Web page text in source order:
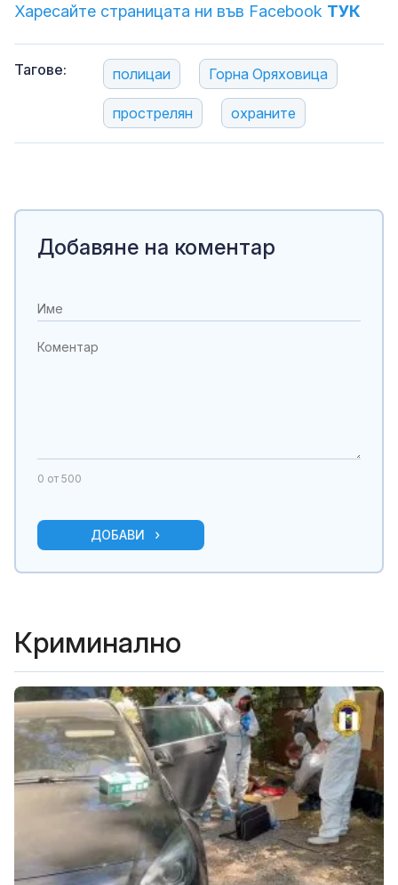
Харесайте страницата ни във Facebook ТУК
Тагове: полицаи Горна Оряховица
прострелян охраните
Добавяне на коментар
0 от 500
ДОБАВИ
Криминално